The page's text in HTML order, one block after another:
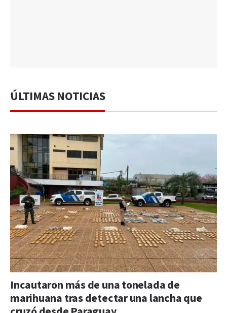
ÚLTIMAS NOTICIAS
Incautaron más de una tonelada de
marihuana tras detectar una lancha que